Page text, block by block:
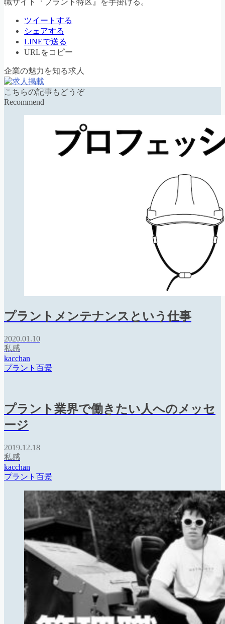
職サイト『プラント特区』を手掛ける。
ツイートする
シェアする
LINEで送る
URLをコピー
企業の魅力を知る求人
こちらの記事もどうぞ
Recommend
プラントメンテナンスという仕事
2020.01.10
私感
kacchan
プラント百景
プラント業界で働きたい人へのメッセ
ージ
2019.12.18
私感
kacchan
プラント百景